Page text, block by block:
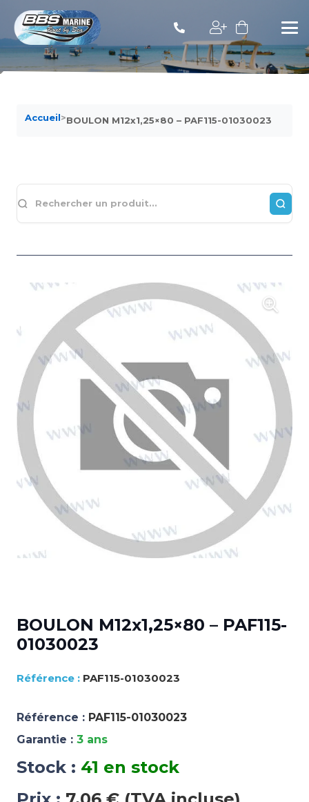
Accueil>BOULON M12x1,25×80 – PAF115-01030023
BOULON M12x1,25×80 – PAF115-
01030023
PAF115-01030023
Référence : PAF115-01030023
Garantie : 3 ans
Stock : 41 en stock